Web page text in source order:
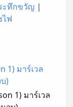
ะทึกขวัญ |
ไฟ
1) มาร์เวล
)
1) มาร์เวล